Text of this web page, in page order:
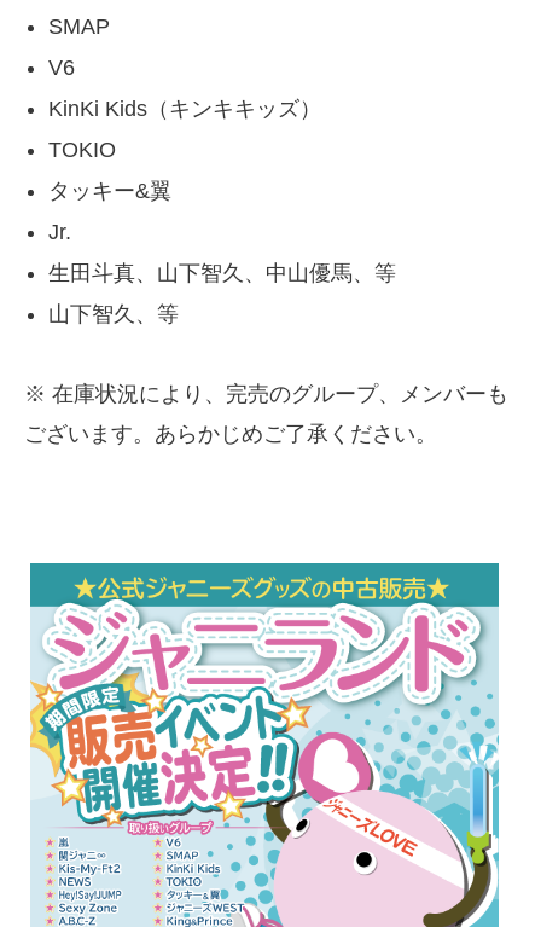
SMAP
V6
KinKi Kids（キンキキッズ）
TOKIO
タッキー&翼
Jr.
生田斗真、山下智久、中山優馬、等
山下智久、等
※ 在庫状況により、完売のグループ、メンバーも
ございます。あらかじめご了承ください。